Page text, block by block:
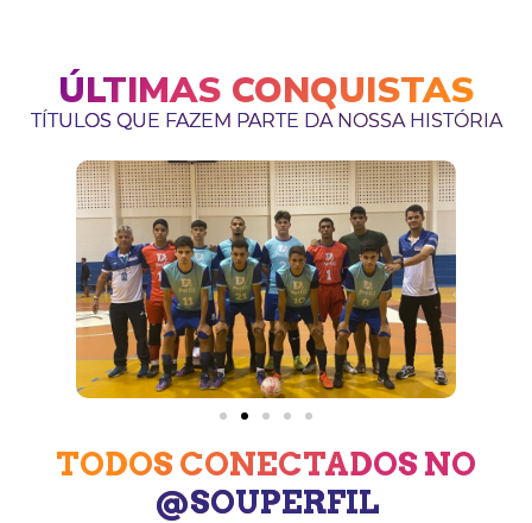
ÚLTIMAS CONQUISTAS
TÍTULOS QUE FAZEM PARTE DA NOSSA HISTÓRIA
TODOS CONECTADOS NO
@SOUPERFIL